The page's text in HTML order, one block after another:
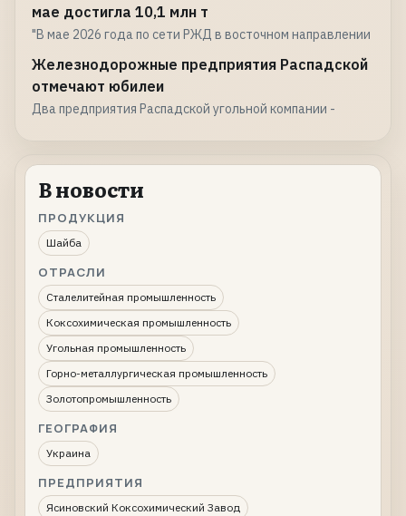
мае достигла 10,1 млн т
"В мае 2026 года по сети РЖД в восточном направлении
Железнодорожные предприятия Распадской
отмечают юбилеи
Два предприятия Распадской угольной компании -
В новости
ПРОДУКЦИЯ
Шайба
ОТРАСЛИ
Сталелитейная промышленность
Коксохимическая промышленность
Угольная промышленность
Горно-металлургическая промышленность
Золотопромышленность
ГЕОГРАФИЯ
Украина
ПРЕДПРИЯТИЯ
Ясиновский Коксохимический Завод